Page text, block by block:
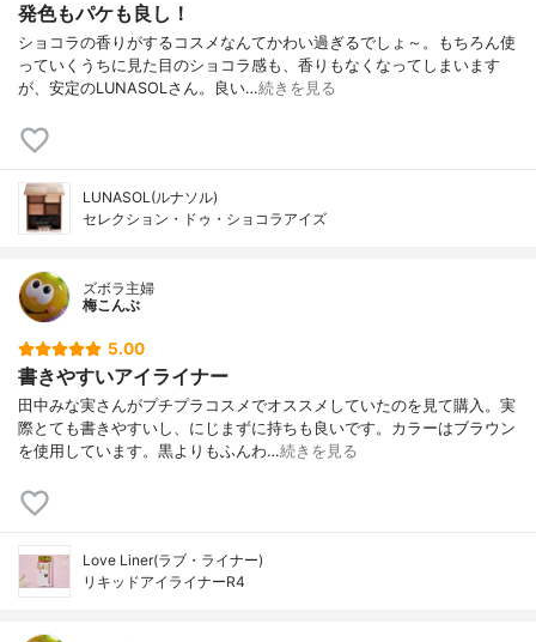
発色もパケも良し！
ショコラの香りがするコスメなんてかわい過ぎるでしょ～。もちろん使
っていくうちに見た目のショコラ感も、香りもなくなってしまいます
が、安定のLUNASOLさん。良い…続きを見る
LUNASOL(ルナソル)
セレクション・ドゥ・ショコラアイズ
ズボラ主婦
梅こんぶ
5.00
書きやすいアイライナー
田中みな実さんがプチプラコスメでオススメしていたのを見て購入。実
際とても書きやすいし、にじまずに持ちも良いです。カラーはブラウン
を使用しています。黒よりもふんわ…続きを見る
Love Liner(ラブ・ライナー)
リキッドアイライナーR4